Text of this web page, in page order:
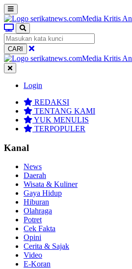
CARI
Login
REDAKSI
TENTANG KAMI
YUK MENULIS
TERPOPULER
Kanal
News
Daerah
Wisata & Kuliner
Gaya Hidup
Hiburan
Olahraga
Potret
Cek Fakta
Opini
Cerita & Sajak
Video
E-Koran